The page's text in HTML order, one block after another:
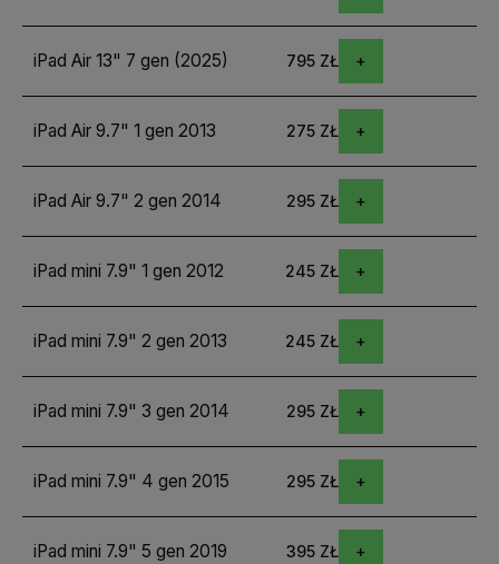
iPad Air 13" 7 gen (2025) 795 ZŁ
iPad Air 9.7" 1 gen 2013 275 ZŁ
iPad Air 9.7" 2 gen 2014 295 ZŁ
iPad mini 7.9" 1 gen 2012 245 ZŁ
iPad mini 7.9" 2 gen 2013 245 ZŁ
iPad mini 7.9" 3 gen 2014 295 ZŁ
iPad mini 7.9" 4 gen 2015 295 ZŁ
iPad mini 7.9" 5 gen 2019 395 ZŁ